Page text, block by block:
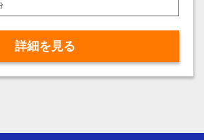
詳細を見る